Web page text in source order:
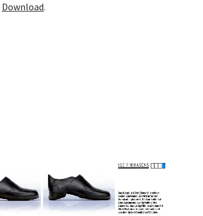
Download.